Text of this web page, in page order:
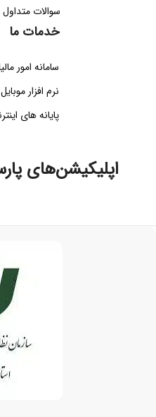
سوالات متداول
خدمات ما
سامانه امور
نرم افزار موبایل
پایانه های
اپلیکیشن‌های